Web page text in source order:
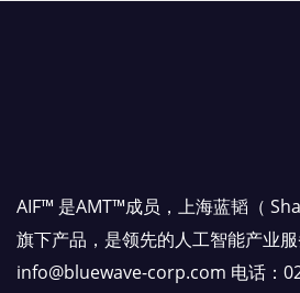
AIF™ 是AMT™成员，上海蓝韬（
旗下产品，是领先的人工智能产业
info@bluewave-corp.com 电话：